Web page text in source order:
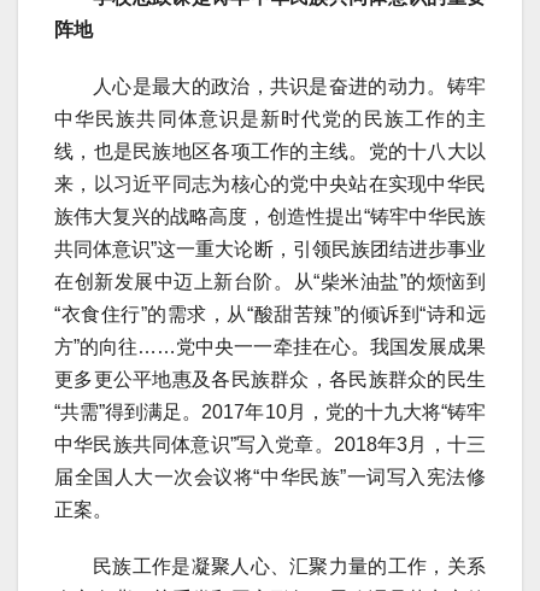
阵地
人心是最大的政治，共识是奋进的动力。铸牢
中华民族共同体意识是新时代党的民族工作的主
线，也是民族地区各项工作的主线。党的十八大以
来，以习近平同志为核心的党中央站在实现中华民
族伟大复兴的战略高度，创造性提出“铸牢中华民族
共同体意识”这一重大论断，引领民族团结进步事业
在创新发展中迈上新台阶。从“柴米油盐”的烦恼到
“衣食住行”的需求，从“酸甜苦辣”的倾诉到“诗和远
方”的向往……党中央一一牵挂在心。我国发展成果
更多更公平地惠及各民族群众，各民族群众的民生
“共需”得到满足。2017年10月，党的十九大将“铸牢
中华民族共同体意识”写入党章。2018年3月，十三
届全国人大一次会议将“中华民族”一词写入宪法修
正案。
民族工作是凝聚人心、汇聚力量的工作，关系